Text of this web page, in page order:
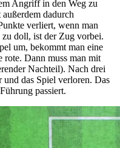
Angriff in den Weg zu
dadurch
verliert, wenn man
doll, ist der Zug vorbei.
um, bekommt man eine
rote. Dann muss man mit
Nachteil). Nach drei
das Spiel verloren. Das
passiert.